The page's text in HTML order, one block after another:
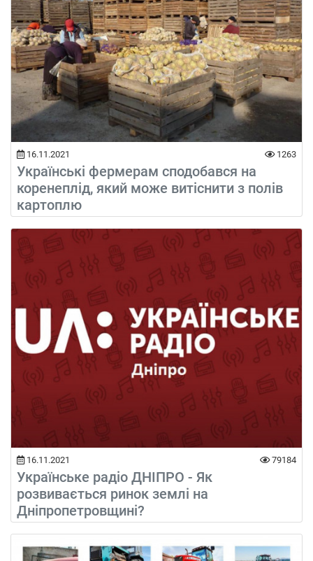
16.11.2021 1263
Українські фермерам сподобався на
коренеплід, який може витіснити з полів
картоплю
16.11.2021 79184
Українське радіо ДНІПРО - Як
розвивається ринок землі на
Дніпропетровщині?